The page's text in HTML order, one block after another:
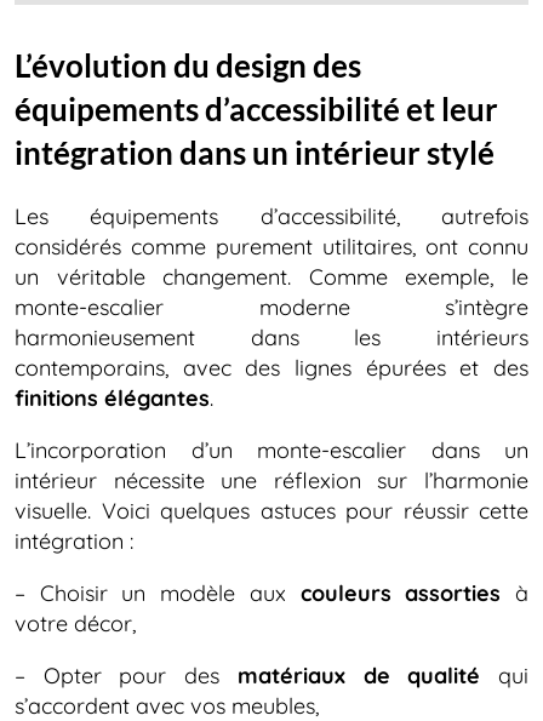
L’évolution du design des
équipements d’accessibilité et leur
intégration dans un intérieur stylé
Les équipements d’accessibilité, autrefois
considérés comme purement utilitaires, ont connu
un véritable changement. Comme exemple, le
monte-escalier moderne s’intègre
harmonieusement dans les intérieurs
contemporains, avec des lignes épurées et des
finitions élégantes.
L’incorporation d’un monte-escalier dans un
intérieur nécessite une réflexion sur l’harmonie
visuelle. Voici quelques astuces pour réussir cette
intégration :
– Choisir un modèle aux couleurs assorties à
votre décor,
– Opter pour des matériaux de qualité qui
s’accordent avec vos meubles,